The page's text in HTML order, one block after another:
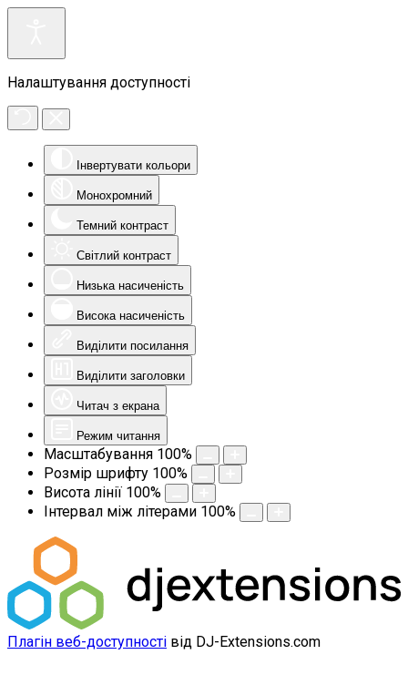
Налаштування доступності
Інвертувати кольори
Монохромний
Темний контраст
Світлий контраст
Низька насиченість
Висока насиченість
Виділити посилання
Виділити заголовки
Читач з екрана
Режим читання
Масштабування 100%
Розмір шрифту 100%
Висота лінії 100%
Інтервал між літерами 100%
Плагін веб-доступності від DJ-Extensions.com